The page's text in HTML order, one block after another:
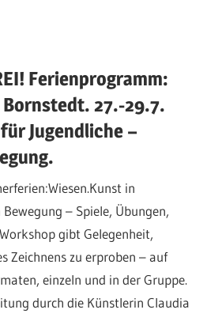
Ferienprogramm:
27.-29.7.
Jugendliche –
in
– Spiele, Übungen,
gibt Gelegenheit,
Zeichnens zu erproben – auf
einzeln und in der Gruppe.
durch die Künstlerin Claudia